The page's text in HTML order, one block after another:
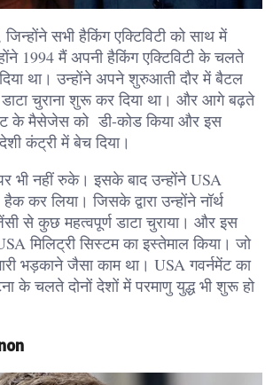
सभी हैकिंग एक्टिविटी को साथ में
1994 मैं अपनी हैकिंग एक्टिविटी के चलते
था। उन्होंने अपने शुरुआती दौर में बैटल
चुराना शुरू कर दिया था। और आगे बढ़ते
के मैसेजेस को डी-कोड किया और इस
कंट्री में बेच दिया।
भी नहीं रुके। इसके बाद उन्होंने USA
कर लिया। जिसके द्वारा उन्होंने नॉर्थ
से कुछ महत्वपूर्ण डाटा चुराया। और इस
मिलिट्री सिस्टम का इस्तेमाल किया। जो
भड़काने जैसा काम था। USA गवर्नमेंट का
के चलते दोनों देशों में परमाणु युद्ध भी शुरू हो